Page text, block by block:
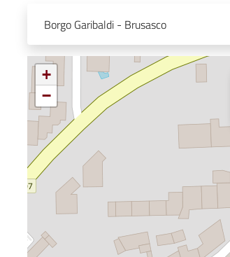
Borgo Garibaldi - Brusasco
+
−